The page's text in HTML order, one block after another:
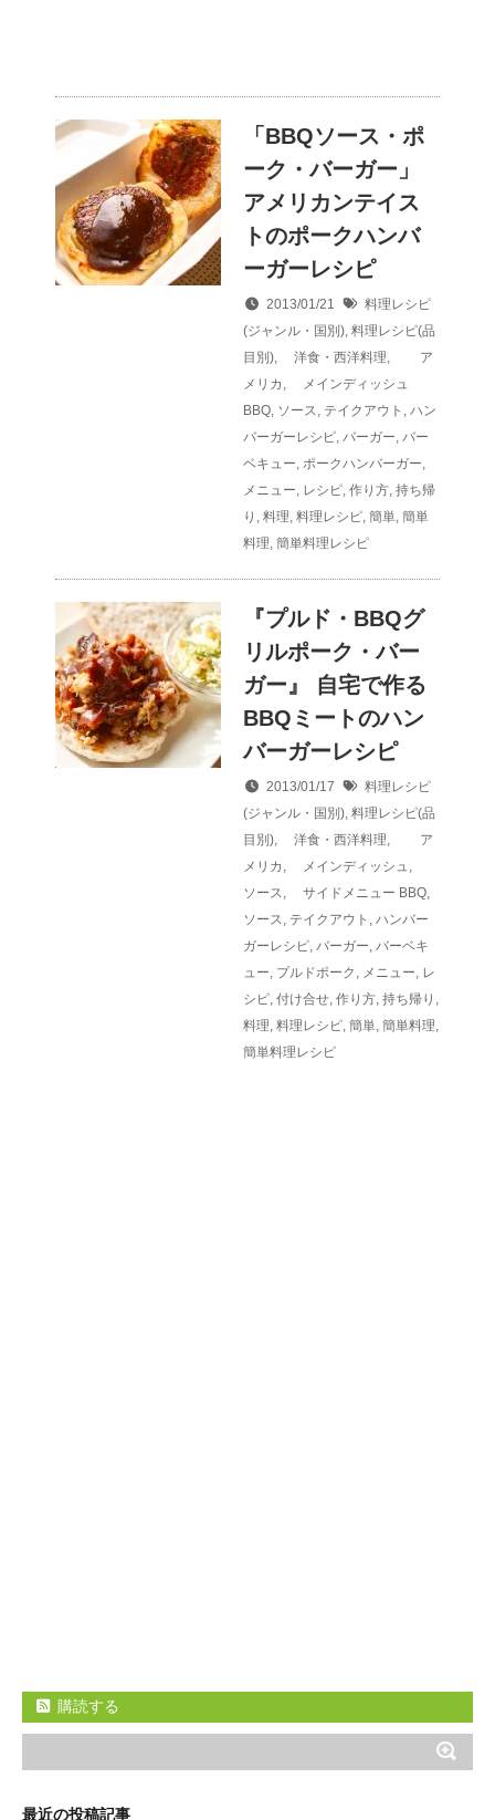
「BBQソース・ポ
ーク・バーガー」
アメリカンテイス
トのポークハンバ
ーガーレシピ
2013/01/21
料理レシピ
(ジャンル・国別), 料理レシピ(品
目別), 洋食・西洋料理,
ア
メリカ ,
メインディッシュ
BBQ, ソース, テイクアウト , ハン
バーガーレシピ, バーガー, バー
ベキュー, ポークハンバーガー,
メニュー, レシピ, 作り方, 持ち帰
り , 料理, 料理レシピ, 簡単, 簡単
料理, 簡単料理レシピ
『プルド・BBQグ
リルポーク・バー
ガー』 自宅で作る
BBQミートのハン
バーガーレシピ
2013/01/17
料理レシピ
(ジャンル・国別), 料理レシピ(品
目別), 洋食・西洋料理,
ア
メリカ , メインディッシュ ,
ソース, サイドメニュー BBQ,
ソース, テイクアウト , ハンバー
ガーレシピ, バーガー, バーベキ
ュー, プルドポーク , メニュー, レ
シピ, 付け合せ, 作り方, 持ち帰り ,
料理, 料理レシピ, 簡単, 簡単料理,
簡単料理レシピ
購読する
最近の投稿記事